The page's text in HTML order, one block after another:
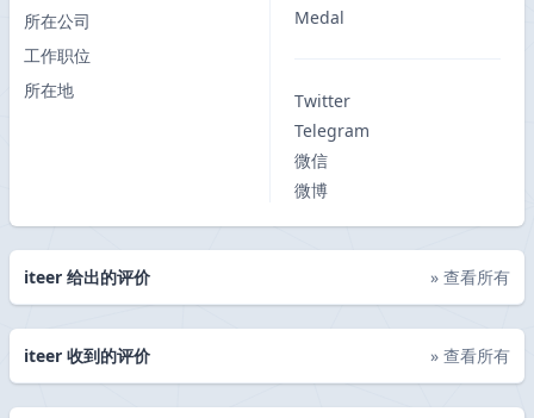
所在公司
工作职位
所在地
Medal
Twitter
Telegram
微信
微博
iteer 给出的评价 » 查看所有
iteer 收到的评价 » 查看所有